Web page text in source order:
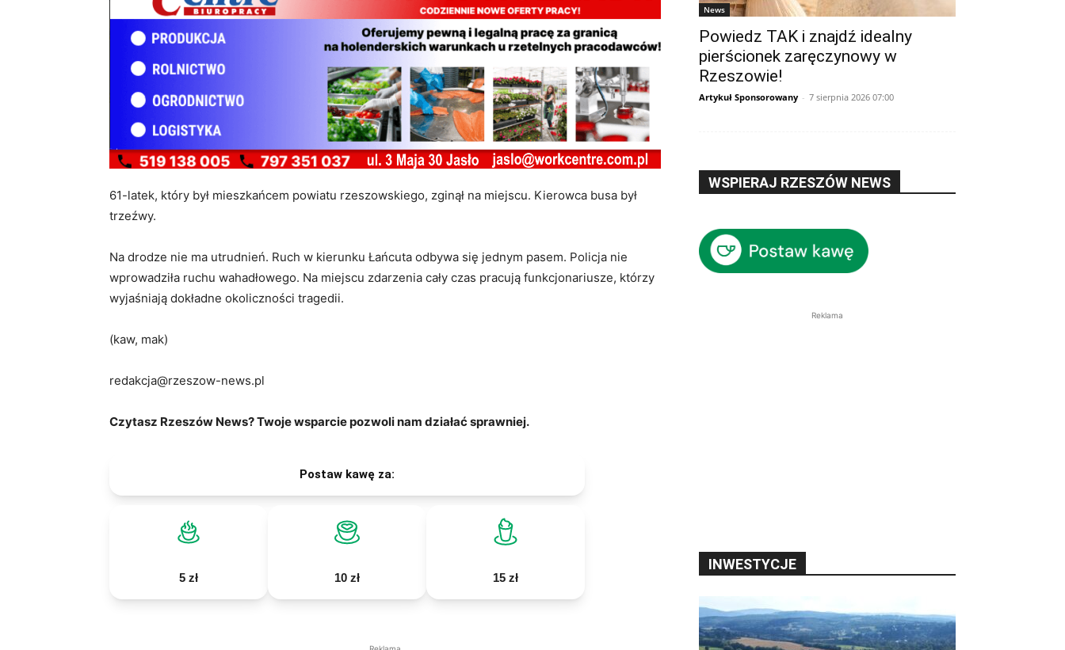
61-latek, który był mieszkańcem powiatu rzeszowskiego, zginął na miejscu. Kierowca busa był
trzeźwy.
Na drodze nie ma utrudnień. Ruch w kierunku Łańcuta odbywa się jednym pasem. Policja nie
wprowadziła ruchu wahadłowego. Na miejscu zdarzenia cały czas pracują funkcjonariusze, którzy
wyjaśniają dokładne okoliczności tragedii.
(kaw, mak)
redakcja@rzeszow-news.pl
Czytasz Rzeszów News? Twoje wsparcie pozwoli nam działać sprawniej.
Postaw kawę za:
5 zł 10 zł 15 zł
News
Powiedz TAK i znajdź idealny
pierścionek zaręczynowy w
Rzeszowie!
Artykuł Sponsorowany - 7 sierpnia 2026 07:00
WSPIERAJ RZESZÓW NEWS
Reklama
INWESTYCJE